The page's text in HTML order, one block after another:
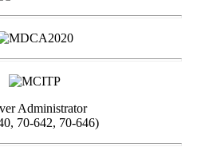
Administrator
70-642, 70-646)